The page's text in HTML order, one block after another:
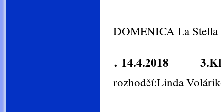
DOMENICA La
. 14.4.2018
rozhodčí:Linda